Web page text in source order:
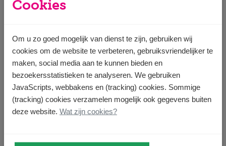
Datenschutz
Die Website ist Eigentum und wird verwaltet von
Knijnenburg-Zwirs Kassensloop B.V. Knijnenburg-Zwirs
Kassensloop B.V. respektiert den Datenschutz von allen
Nutzern seiner Website und trägt dafür Sorge, dass die
persönlichen Informationen, die Sie eventuell dem
Unternehmen erteilen, vertraulich und in Übereinstimmung
Cookies
Om u zo goed mogelijk van dienst te zijn, gebruiken wij
cookies om de website te verbeteren, gebruiksvriendelijker te
maken, social media aan te kunnen bieden en
bezoekersstatistieken te analyseren. We gebruiken
JavaScripts, webbakens en (tracking) cookies. Sommige
(tracking) cookies verzamelen mogelijk ook gegevens buiten
deze website. Wat zijn cookies?